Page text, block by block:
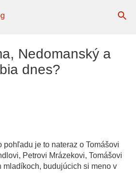
na hlavný obsah
Nedomanský a
dnes?
pohľadu je to nateraz o Tomášovi
Petrovi Mrázekovi, Tomášovi
mladíkoch, budujúcich si meno v